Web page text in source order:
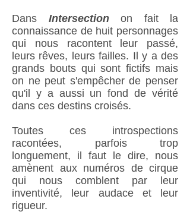
Dans Intersection
on fait la
connaissance de huit personnages
qui nous racontent leur passé,
leurs rêves, leurs failles. Il y a des
grands bouts qui sont fictifs mais
on ne peut s'empêcher de penser
qu'il y a aussi un fond de vérité
dans ces destins croisés.
Toutes ces introspections
racontées, parfois trop
longuement, il faut le dire, nous
amènent aux numéros de cirque
qui nous comblent par leur
inventivité, leur audace et leur
rigueur.